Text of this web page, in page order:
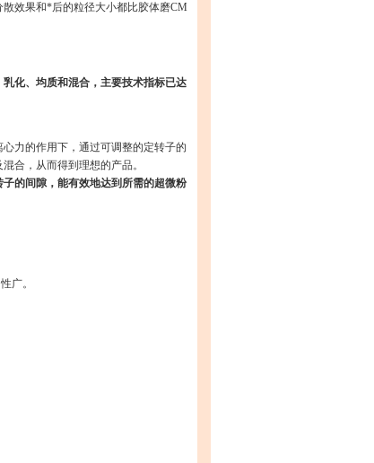
效果和*后的粒径大小都比胶体磨CM
化、均质和混合，主要技术指标已达
力的作用下，通过可调整的定转子的
合，从而得到理想的产品。
的间隙，能有效地达到所需的超微粉
广。